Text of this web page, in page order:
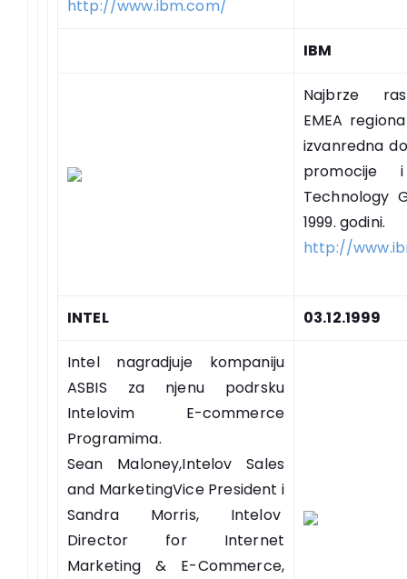
http://www.ibm.com/
IBM
Najbrze
EMEA
izvanredna
promocije
Technology
1999. godini.
http://
INTEL 03.12.1999
Intel nagradjuje kompaniju
ASBIS za njenu podrsku
Intelovim E-commerce
Programima.
Sean Maloney,Intelov Sales
and MarketingVice President i
Sandra Morris, Intelov
Director for Internet
Marketing & E-Commerce,